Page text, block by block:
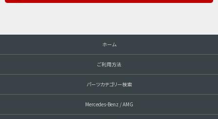
ホーム
ご利用方法
パーツカテゴリー検索
Mercedes-Benz / AMG